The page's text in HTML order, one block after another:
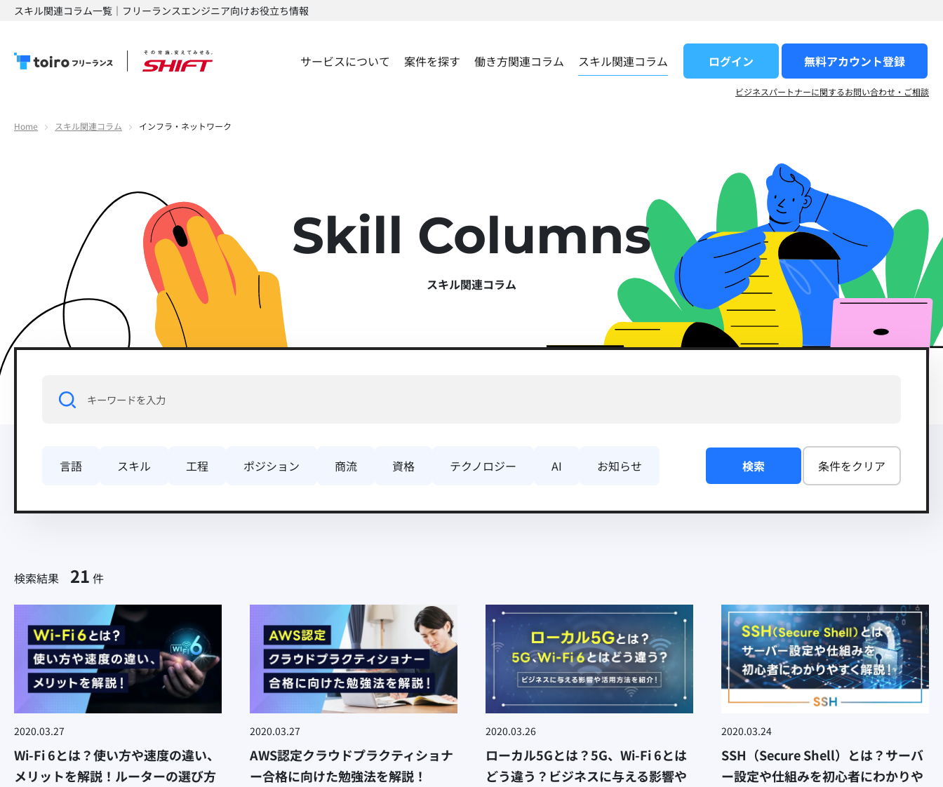
スキル関連コラム一覧｜フリーランスエンジニア向けお役立ち情報
サービスについて 案件を探す 働き方関連コラム スキル関連コラム ログイン 無料アカウント登録​
ビジネスパートナーに関するお問い合わせ・ご相談
Home スキル関連コラム インフラ・ネットワーク
Skill Columns
スキル関連コラム
言語 スキル 工程 ポジション 商流 資格 テクノロジー AI お知らせ 検索 条件をクリア
検索結果 21 件
2020.03.27
Wi-Fi 6とは？使い方や速度の違い、
メリットを解説！ルーターの選び方
2020.03.27
AWS認定クラウドプラクティショナ
ー合格に向けた勉強法を解説！
2020.03.26
ローカル5Gとは？5G、Wi-Fi 6とは
どう違う？ビジネスに与える影響や
2020.03.24
SSH（Secure Shell）とは？サーバ
ー設定や仕組みを初心者にわかりや